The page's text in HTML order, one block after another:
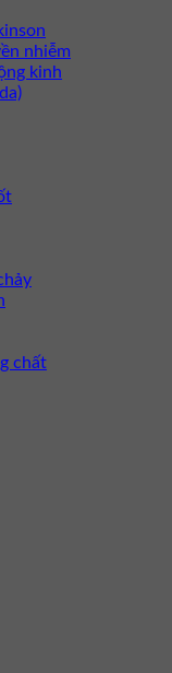
nhiễm
kinh
chất